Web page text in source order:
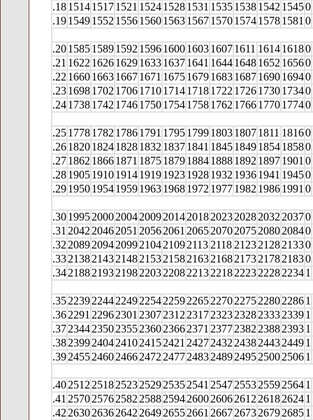
.18151415171521 152415281531 153515381542 15450
.1915491552 15561560156315671570157415781581 0
.20158515891592 15961600160316071611 161416180
.21 1622 16261629163316371641 164416481652 16560
.22 1660166316671671 1675167916831687169016940
.2316981702 17061710171417181722 1726173017340
.2417381742 17461750175417581762 1766177017740
.2517781782 17861791 17951799180318071811 18160
.261820182418281832 18371841 18451849185418580
.271862 18661871 18751879188418881892 18971901 0
.281905191019141919192319281932 19361941 19450
.29195019541959196319681972 19771982 19861991 0
.30199520002004200920142018202320282032 20370
.31 2042 20462051 20562061 206520702075208020840
.32 208920942099210421092113 2118 2123212821330
.3321382143214821532158216321682173217821830
.3421882193219822032208221322182223222822341
.3522392244224922542259226522702275228022861
.362291 22962301 23072312 231723232328233323391
.37234423502355236023662371 23772382 238823931
.3823992404241024152421 24272432 2438244324491
.392455246024662472 2477248324892495250025061
.402512 25182523252925352541 25472553255925641
.41 257025762582 25882594260026062612 261826241
.42 263026362642 264926552661 26672673267926851